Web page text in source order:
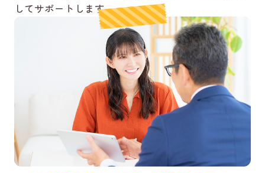
してサポートします。